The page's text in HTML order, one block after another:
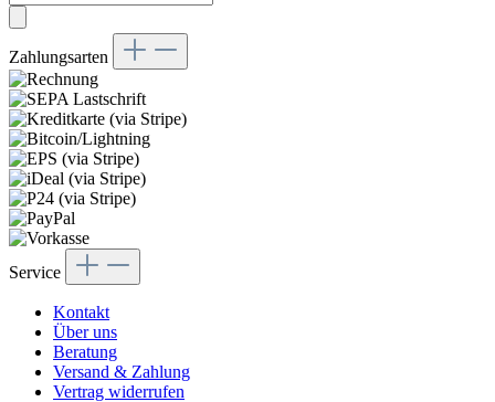
Zahlungsarten
Service
Kontakt
Über uns
Beratung
Versand & Zahlung
Vertrag widerrufen